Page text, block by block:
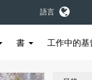
語言
書 工作中的基